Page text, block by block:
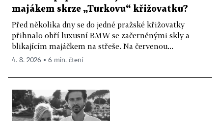
majákem skrze „Turkovu“ křižovatku?
Před několika dny se do jedné pražské křižovatky
přihnalo obří luxusní BMW se začerněnými skly a
blikajícím majáčkem na střeše. Na červenou...
4. 8. 2026 ▪ 6 min. čtení